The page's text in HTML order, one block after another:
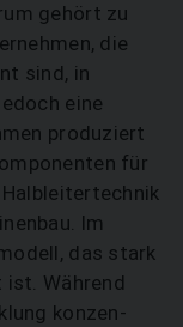
gehört zu
die
sind, in
eine
produziert
für
Im
das stark
Während
konzen­